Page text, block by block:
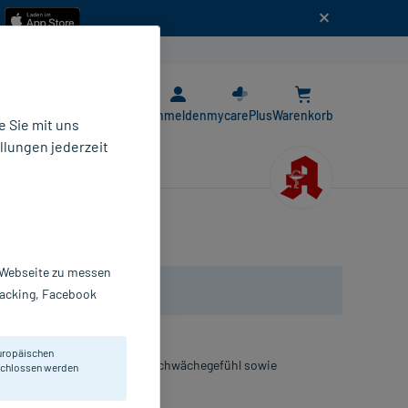
AnmeldenmycarePlusWarenkorb
bei Müdigkeits- und Schwächegefühl sowie
Sie mit uns
jederzeit
zu messen
Facebook
werden